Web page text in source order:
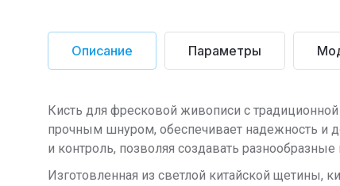
Описание Параметры
Кисть для фресковой живописи с
прочным шнуром, обеспечивает надежность и
и контроль, позволяя создавать разнообразные
Изготовленная из светлой китайской щетины,